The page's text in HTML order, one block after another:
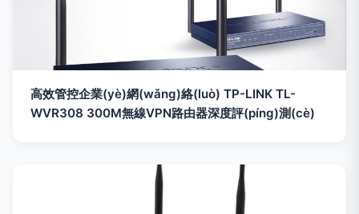
高效管控企業(yè)網(wǎng)絡(luò) TP-LINK TL-
WVR308 300M無線VPN路由器深度評(píng)測(cè)